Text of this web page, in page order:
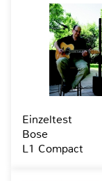
Einzeltest
Bose
L1 Compact